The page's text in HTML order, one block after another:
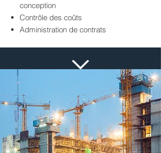
conception
Contrôle des coûts
Administration de contrats